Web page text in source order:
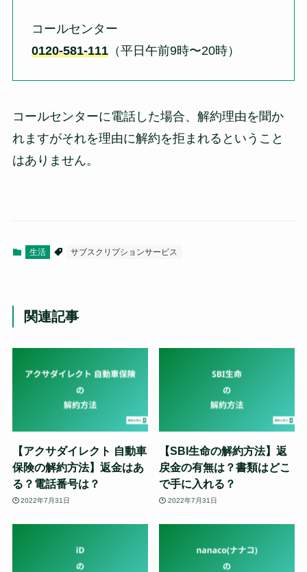
コールセンター
0120-581-111（平日午前9時〜20時）
コールセンターに電話した場合、解約理由を聞か
れますがそれを理由に解約を拒まれるということ
はありません。
生活 サブスクリプションサービス
関連記事
【アクサダイレクト 自動車
保険の解約方法】返金はあ
る？電話番号は？
2022年7月31日
【SBI生命の解約方法】返
戻金の有無は？書類はどこ
で手に入れる？
2022年7月31日